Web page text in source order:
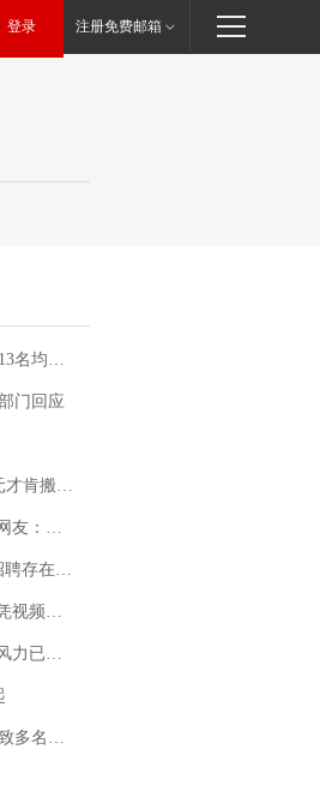
登录 注册免费邮箱
组全面核查
门回应
傻眼了……
了！
副校长被停职
协会回应
新研判
飞机都会发放西梅汁